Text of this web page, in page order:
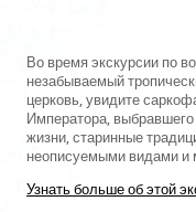
Во время экскурсии по
незабываемый
церковь, увидите
Императора,
жизни, старинные
неописуемыми видами и
Узнать больше об этой